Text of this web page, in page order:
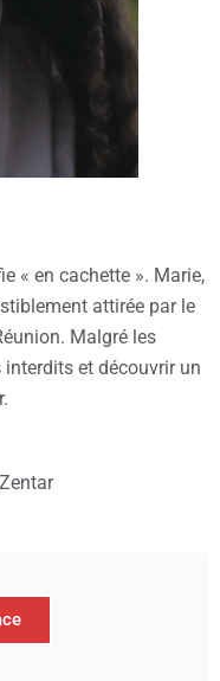
« en cachette ». Marie,
attirée par le
Malgré les
interdits et découvrir un